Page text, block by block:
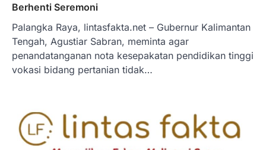
Berhenti Seremoni
Palangka Raya, lintasfakta.net – Gubernur Kalimantan
Tengah, Agustiar Sabran, meminta agar
penandatanganan nota kesepakatan pendidikan tinggi
vokasi bidang pertanian tidak…